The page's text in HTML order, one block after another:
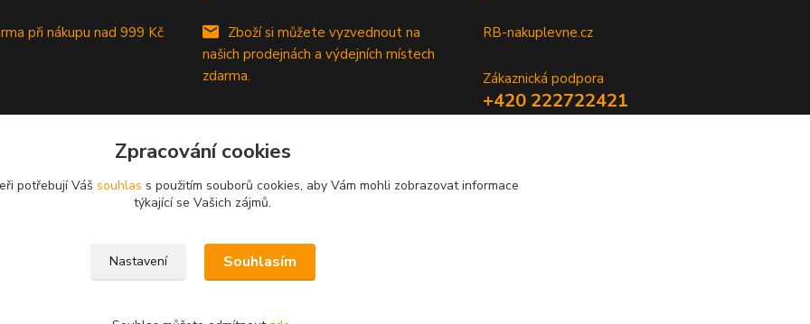
při nákupu nad 999 Kč
Zboží si můžete vyzvednout na
našich prodejnách a výdejních místech
zdarma.
RB-nakuplevne.cz
Zákaznická podpora
+420 222722421
Zpracování cookies
potřebují Váš souhlas s použitím souborů cookies, aby Vám mohli zobrazovat informace
týkající se Vašich zájmů.
Nastavení Souhlasím